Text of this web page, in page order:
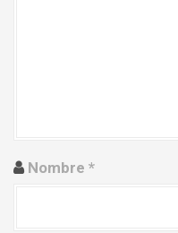
a Nombre *